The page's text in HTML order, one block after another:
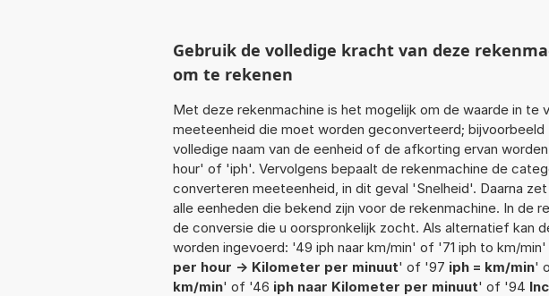
Gebruik de volledige kracht van deze
om te rekenen
Met deze rekenmachine is het mogelijk om de waarde in te
meeteenheid die moet worden geconverteerd; bijvoorbeeld
volledige naam van de eenheid of de afkorting ervan
hour' of 'iph'. Vervolgens bepaalt de rekenmachine de
converteren meeteenheid, in dit geval 'Snelheid'. Daarna
alle eenheden die bekend zijn voor de rekenmachine. In de
de conversie die u oorspronkelijk zocht. Als alternatief kan
worden ingevoerd: '49 iph naar km/min' of '71 iph to km/
per hour -> Kilometer per minuut' of '97 iph = km/min'
km/min' of '46 iph naar Kilometer per minuut' of '94